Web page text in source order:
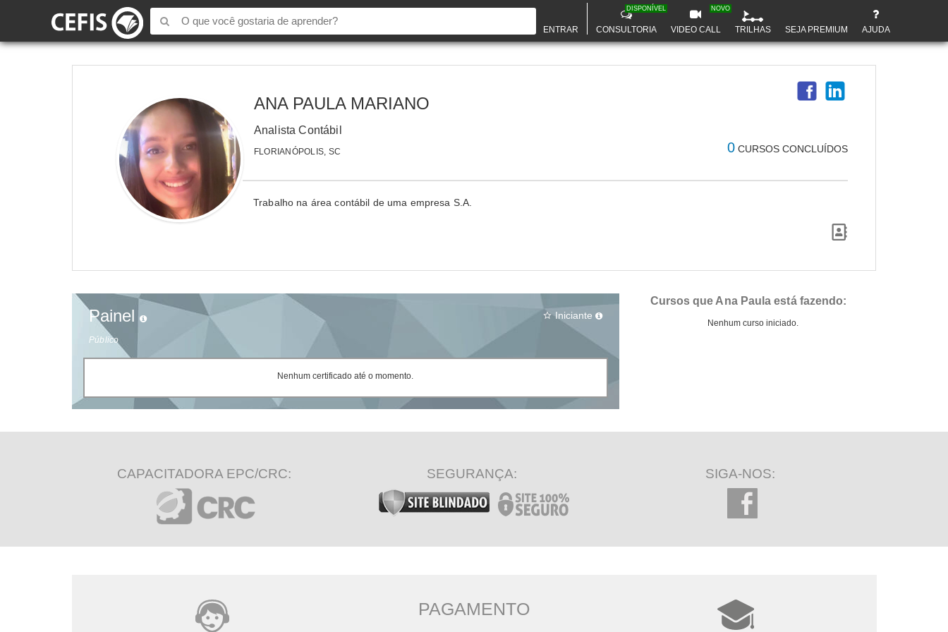
ENTRAR CONSULTORIA
DISPONÍVEL
VIDEO CALL
NOVO
TRILHAS SEJA PREMIUM AJUDA
ANA PAULA MARIANO
Analista Contábil
FLORIANÓPOLIS, SC 0 CURSOS CONCLUÍDOS
Trabalho na área contábil de uma empresa S.A.
Painel
Público
star_border Iniciante
Nenhum certificado até o momento.
Cursos que Ana Paula está fazendo:
Nenhum curso iniciado.
CAPACITADORA EPC/CRC: SEGURANÇA: SIGA-NOS:
PAGAMENTO